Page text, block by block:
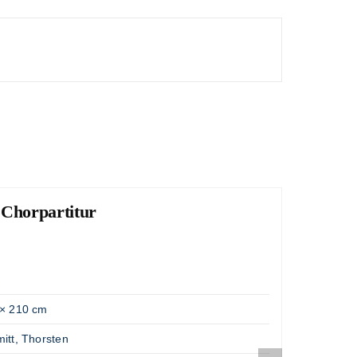
Chorpartitur
210 cm
Thorsten